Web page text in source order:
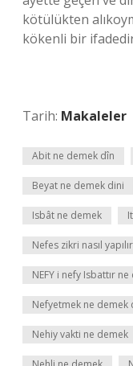
kötülükten
kökenli bir
Tarih: Makaleler
Abit ne demek dîn
Beyat ne demek dini
Isbât ne demek
Nefes zikri nasıl yapılır
NEFY i nefy Isbattır
Nefyetmek ne demek
Nehiy vakti ne demek